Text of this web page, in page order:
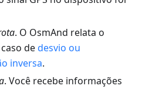
. O OsmAnd relata o
dedesvio ou
inversa.
. Você recebe informações